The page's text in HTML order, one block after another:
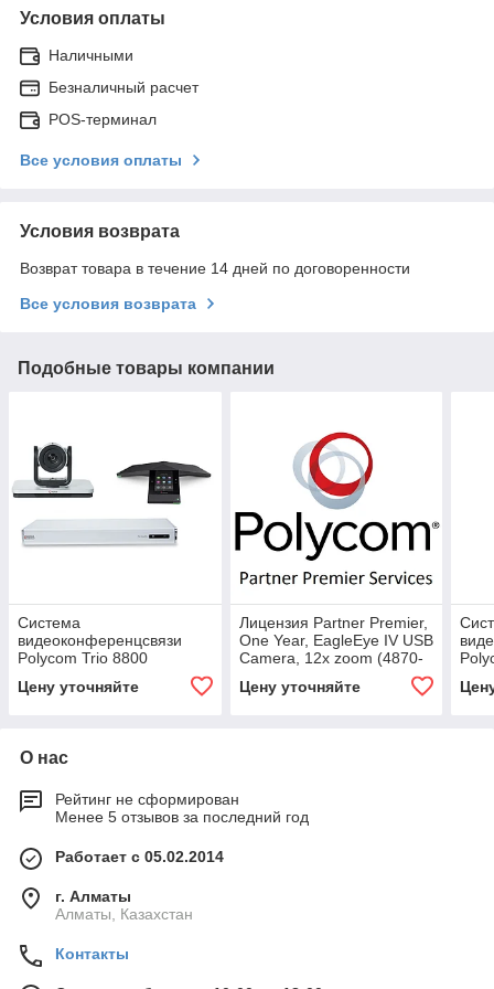
Условия оплаты
Наличными
Безналичный расчет
POS-терминал
Все условия оплаты
Условия возврата
Возврат товара в течение 14 дней по договоренности
Все условия возврата
Подобные товары компании
Система
видеоконференцсвязи
Polycom Trio 8800
VisualPro Collaboration Kit
with EEIV 12x, SfB (6230-
Цену уточняйте
Лицензия Partner Premier,
One Year, EagleEye IV USB
Camera, 12x zoom (4870-
Цену уточняйте
with
О нас
Рейтинг не сформирован
Менее 5 отзывов за последний год
Работает с 05.02.2014
г. Алматы
Алматы, Казахстан
Контакты